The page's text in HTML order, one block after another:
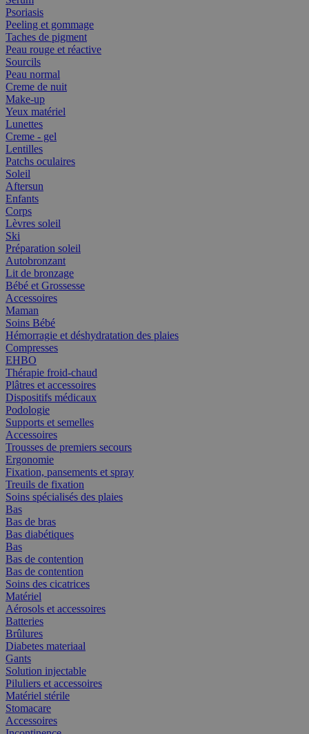
Psoriasis
Peeling et gommage
Taches de pigment
Peau rouge et réactive
Sourcils
Peau normal
Creme de nuit
Make-up
Yeux matériel
Lunettes
Creme - gel
Lentilles
Patchs oculaires
Soleil
Aftersun
Enfants
Corps
Lèvres soleil
Ski
Préparation soleil
Autobronzant
Lit de bronzage
Bébé et Grossesse
Accessoires
Maman
Soins Bébé
Hémorragie et déshydratation des plaies
Compresses
EHBO
Thérapie froid-chaud
Plâtres et accessoires
Dispositifs médicaux
Podologie
Supports et semelles
Accessoires
Trousses de premiers secours
Ergonomie
Fixation, pansements et spray
Treuils de fixation
Soins spécialisés des plaies
Bas
Bas de bras
Bas diabétiques
Bas
Bas de contention
Bas de contention
Soins des cicatrices
Matériel
Aérosols et accessoires
Batteries
Brûlures
Diabetes materiaal
Gants
Solution injectable
Piluliers et accessoires
Matériel stérile
Stomacare
Accessoires